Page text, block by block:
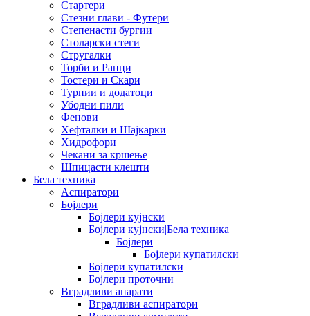
Стартери
Стезни глави - Футери
Степенасти бургии
Столарски стеги
Стругалки
Торби и Ранци
Тостери и Скари
Турпии и додатоци
Убодни пили
Фенови
Хефталки и Шајкарки
Хидрофори
Чекани за кршење
Шпицасти клешти
Бела техника
Аспиратори
Бојлери
Бојлери кујнски
Бојлери кујнски|Бела техника
Бојлери
Бојлери купатилски
Бојлери купатилски
Бојлери проточни
Вградливи апарати
Вградливи аспиратори